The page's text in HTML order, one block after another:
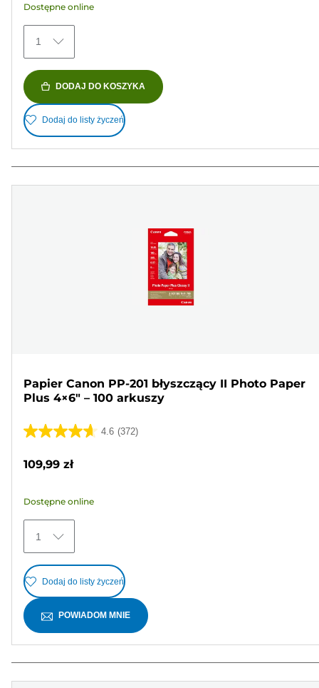
154
Recenzji
Dostępne online
1
DODAJ DO KOSZYKA
Dodaj do listy życzeń
Papier Canon PP-201 błyszczący II Photo Paper
Plus 4×6" – 100 arkuszy
4.6 (372)
4.6
372
Recenzji
109,99 zł
Dostępne online
1
Dodaj do listy życzeń
POWIADOM MNIE